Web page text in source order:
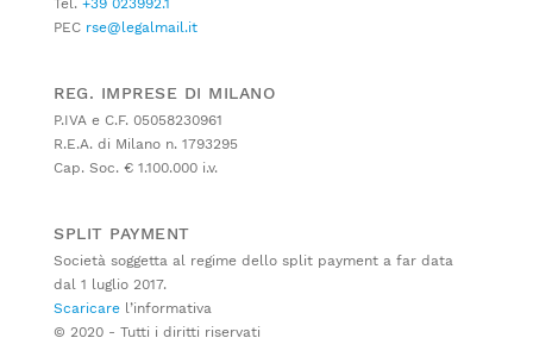
PEC rse@legalmail.it
REG. IMPRESE DI MILANO
P.IVA e C.F. 05058230961
R.E.A. di Milano n. 1793295
Cap. Soc. € 1.100.000 i.v.
SPLIT PAYMENT
Società soggetta al regime dello split payment a far data
dal 1 luglio 2017.
Scaricare l’informativa
© 2020 - Tutti i diritti riservati